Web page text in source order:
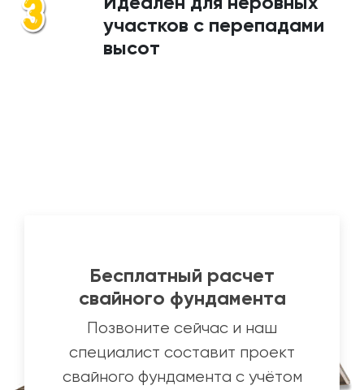
участков с перепадами
высот
Бесплатный расчет
свайного фундамента
Позвоните сейчас и наш
специалист составит проект
свайного фундамента с учётом